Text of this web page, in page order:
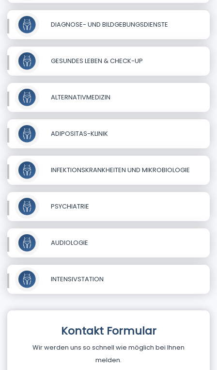
DIAGNOSE- UND BILDGEBUNGSDIENSTE
GESUNDES LEBEN & CHECK-UP
ALTERNATIVMEDIZIN
ADIPOSITAS-KLINIK
INFEKTIONSKRANKHEITEN UND MIKROBIOLOGIE
PSYCHIATRIE
AUDIOLOGIE
INTENSIVSTATION
Kontakt Formular
Wir werden uns so schnell wie möglich bei Ihnen
melden.